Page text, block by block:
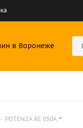
в Воронеже
- POTENZA RE 050A